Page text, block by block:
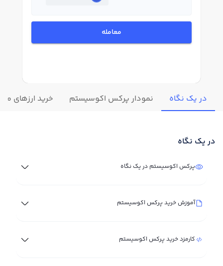
معامله
در یک نگاه نمودار پرکس اکوسیستم خرید ارزهای
در یک نگاه
پرکس اکوسیستم در یک نگاه
آموزش خرید پرکس اکوسیستم
کارمزد خرید پرکس اکوسیستم